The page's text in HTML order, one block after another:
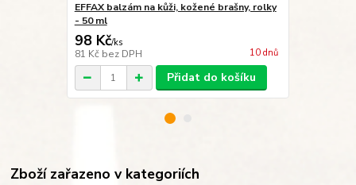
EFFAX balzám na kůži, kožené brašny, rolky
- 50 ml
98 Kč/ks
81 Kč bez DPH 10 dnů
Přidat do košíku
Zboží zařazeno v kategoriích